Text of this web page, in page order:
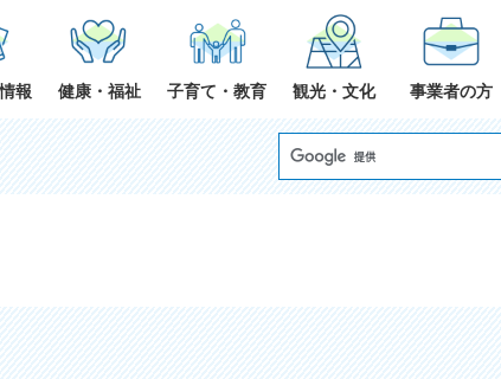
報 健康・福祉 子育て・教育 観光・文化 事業者の方